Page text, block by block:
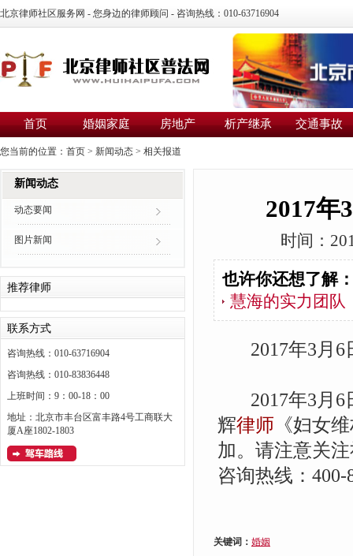
北京律师社区服务网 - 您身边的律师顾问 - 咨询热线：010-63716904
首页 婚姻家庭 房地产 析产继承 交通事故
您当前的位置： 首页 > 新闻动态 > 相关报道
2017年
时间：
也许你还想了解
慧海的实力团队
2017年3月6
2017年3月6
辉律师 《妇女
加。请注意关
咨询热线：400-
关键词： 婚姻
新闻动态
动态要闻
图片新闻
推荐律师
联系方式
咨询热线：010-63716904
咨询热线：010-83836448
上班时间：9：00-18：00
地址：北京市丰台区富丰路4号工商联大
厦A座1802-1803